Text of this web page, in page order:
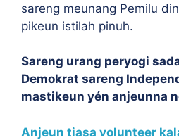
sareng meunang Pemilu
pikeun istilah pinuh.
Sareng urang peryogi
Demokrat sareng
mastikeun yén anjeunna
Anjeun tiasa volunteer